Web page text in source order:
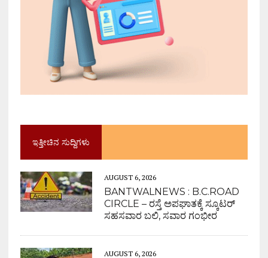
ಇತ್ತೀಚಿನ ಸುದ್ದಿಗಳು
AUGUST 6, 2026
BANTWALNEWS : B.C.ROAD
CIRCLE – ರಸ್ತೆ ಅಪಘಾತಕ್ಕೆ ಸ್ಕೂಟರ್
ಸಹಸವಾರ ಬಲಿ, ಸವಾರ ಗಂಭೀರ
AUGUST 6, 2026